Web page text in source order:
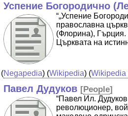
Успение Богородично
“„Успение
православна
(Флорина),
Църквата на
(Negapedia) (Wikipedia) (Wikipedia
Павел Дудуков [People]
“Павел Ил.
революционер,